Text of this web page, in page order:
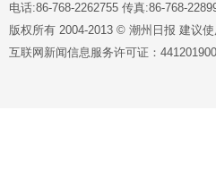
电话:86-768-2262755 传真:86-768-
版权所有 2004-2013 © 潮州日报 建议
互联网新闻信息服务许可证：